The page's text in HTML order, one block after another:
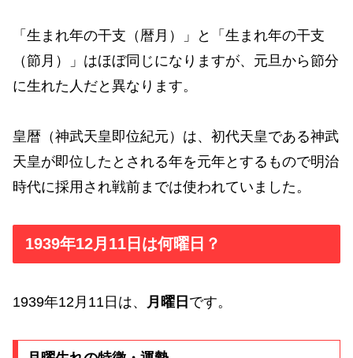
「生まれ年の干支（暦月）」と「生まれ年の干支
（節月）」はほぼ同じになりますが、元旦から節分
に生れた人だと異なります。
皇暦（神武天皇即位紀元）は、初代天皇である神武
天皇が即位したとされる年を元年とするもので明治
時代に採用され戦前までは使われていました。
1939年12月11日は何曜日？
1939年12月11日は、 月曜日 です。